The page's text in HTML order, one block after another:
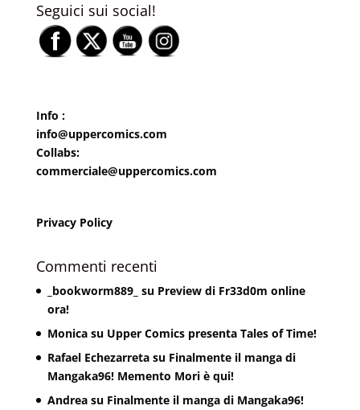
Seguici sui social!
Info :
info@uppercomics.com
Collabs:
commerciale@uppercomics.com
Privacy Policy
Commenti recenti
_bookworm889_ su Preview di Fr33d0m online
ora!
Monicasu Upper Comics presenta Tales of Time!
Rafael Echezarretasu Finalmente il manga di
Mangaka96! Memento Mori è qui!
Andreasu Finalmente il manga di Mangaka96!